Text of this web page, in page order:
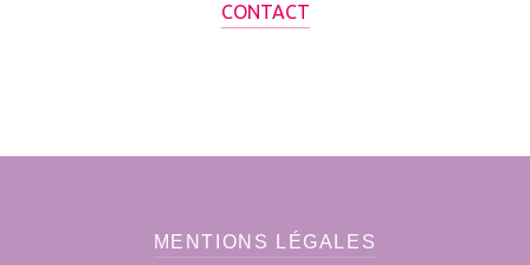
CONTACT
MENTIONS LÉGALES